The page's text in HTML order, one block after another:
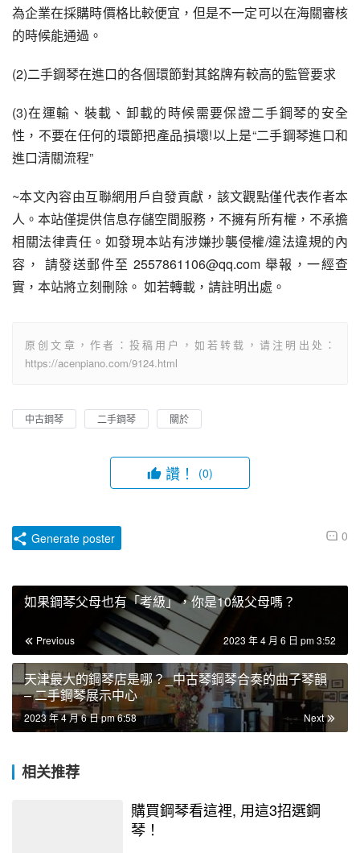
為企業在採購時價格比較便宜，但是不一定可以在海關審核
的時候能通過。
(2)二手鋼琴在進口的各個環節對其銘牌有較高的監管要求
(3)在運輸、裝載、卸載的時候需要保證二手鋼琴的安全
性，不要在任何的環節把產品損壞!以上是“二手鋼琴進口和
進口清關流程”
~本文內容由互聯網用戶自發貢獻，該文觀點僅代表作者本
人。本站僅提供信息存儲空間服務，不擁有所有權，不承擔
相關法律責任。如發現本站有涉嫌抄襲侵權/違法違規的內
容， 請發送郵件至 2557861106@qq.com 舉報，一經查
實，本站將立刻刪除。 如若轉載，請註明出處。
原创文章，作者：投稿用户，如若转载，请注明出处：
https://acenpiano.com/9124.html
中古鋼琴 二手鋼琴 關於
讚！ (0)
0
Generate poster
如果鋼琴父母也有「考級」，你是10級父母嗎？
Previous 2023 年 4 月 6 日 pm 3:52
天津最大的鋼琴店是哪？_中古琴鋼琴合奏的曲子琴韻
– 二手鋼琴展示中心
Next
2023 年 4 月 6 日 pm 6:58
相关推荐
購買鋼琴看這裡, 用這3招選鋼
琴！